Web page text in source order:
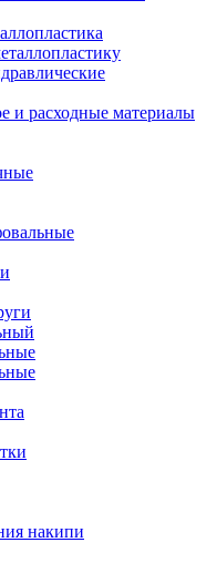
и расходные материалы
накипи